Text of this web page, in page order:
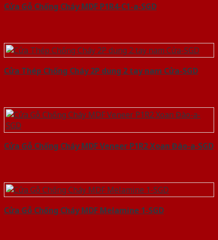
Cửa Gỗ Chống Cháy MDF P1R4-C1-a-SGD
Cửa Thép Chống Cháy 2P dung 2 tay nam Cửa-SGD
Cửa Gỗ Chống Cháy MDF Veneer P1R2 Xoan Đào-a-SGD
Cửa Gỗ Chống Cháy MDF Melamine 1-SGD